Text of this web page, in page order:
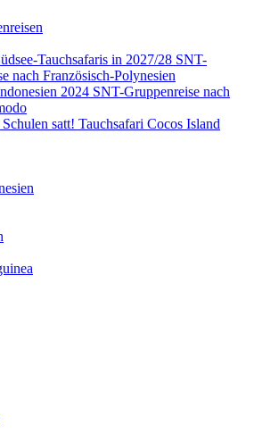
Tauchsafaris in 2027/28 SNT-
nach Französisch-Polynesien
2024 SNT-Gruppenreise nach
satt! Tauchsafari Cocos Island